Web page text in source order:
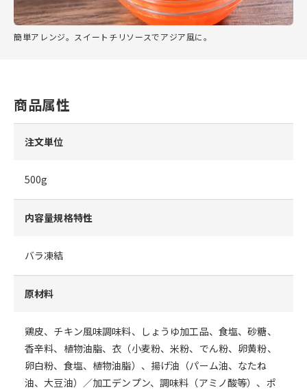
簡単アレンジ。スイートチリソースでアジア風に。
商品属性
注文単位
500g
内容量規格特性
バラ凍結
原材料
鶏皮、チキン風味調味料、しょうゆ加工品、食塩、砂糖、
香辛料、植物油脂、衣（小麦粉、米粉、でん粉、卵黄粉、
卵白粉、食塩、植物油脂）、揚げ油（パーム油、なたね
油、大豆油）／加工デンプン、調味料（アミノ酸等）、ポ